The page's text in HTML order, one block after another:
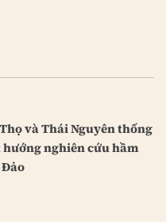
và Thái Nguyên thống
nghiên cứu hầm